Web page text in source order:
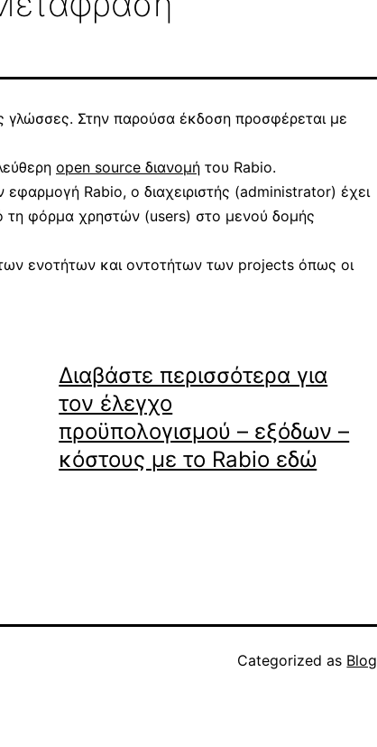
γλώσσες. Στην παρούσα έκδοση προσφέρεται με
open source διανομή του Rabio.
Rabio, ο διαχειριστής (administrator) έχει
τη φόρμα χρηστών (users) στο μενού δομής
ενοτήτων και οντοτήτων των projects όπως οι
Διαβάστε περισσότερα για
τον έλεγχο
προϋπολογισμού – εξόδων –
κόστους με το Rabio εδώ
Categorized as Blog